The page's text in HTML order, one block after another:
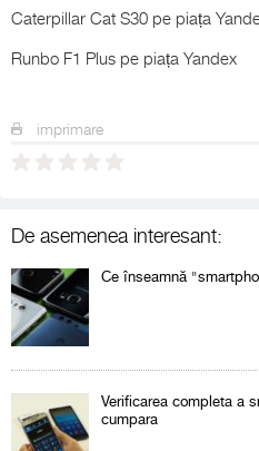
Caterpillar Cat S30 pe piața
Runbo F1 Plus pe piața Yandex
imprimare
De asemenea interesant:
Ce înseamnă
Verificarea completa a
cumpara